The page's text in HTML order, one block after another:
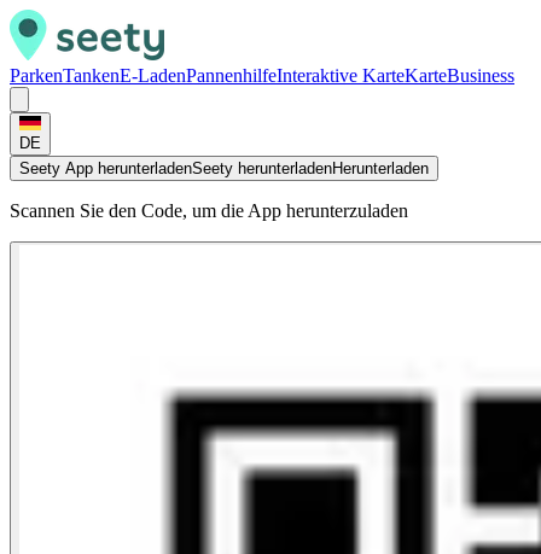
ParkenTankenE-LadenPannenhilfeInteraktive KarteKarteBusiness
DE
Seety App herunterladenSeety herunterladenHerunterladen
Scannen Sie den Code, um die App herunterzuladen